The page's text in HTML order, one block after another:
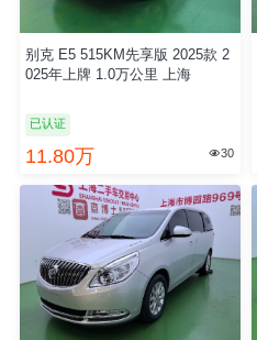
别克 E5 515KM先享版 2025款 2
025年上牌 1.0万公里 上海
已认证
11.80万 30